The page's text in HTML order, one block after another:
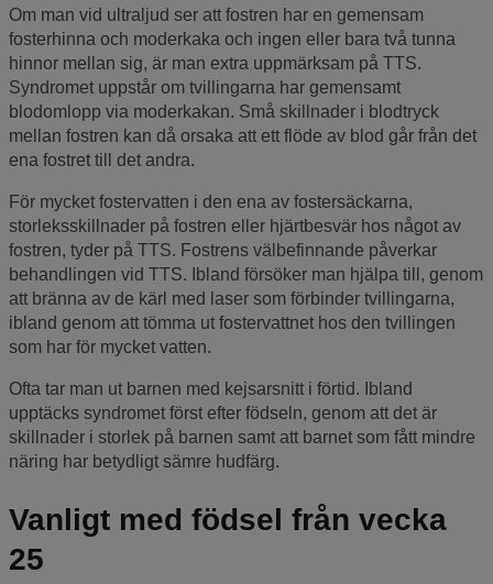
Om man vid ultraljud ser att fostren har en gemensam
fosterhinna och moderkaka och ingen eller bara två tunna
hinnor mellan sig, är man extra uppmärksam på TTS.
Syndromet uppstår om tvillingarna har gemensamt
blodomlopp via moderkakan. Små skillnader i blodtryck
mellan fostren kan då orsaka att ett flöde av blod går från det
ena fostret till det andra.
För mycket fostervatten i den ena av fostersäckarna,
storleksskillnader på fostren eller hjärtbesvär hos något av
fostren, tyder på TTS. Fostrens välbefinnande påverkar
behandlingen vid TTS. Ibland försöker man hjälpa till, genom
att bränna av de kärl med laser som förbinder tvillingarna,
ibland genom att tömma ut fostervattnet hos den tvillingen
som har för mycket vatten.
Ofta tar man ut barnen med kejsarsnitt i förtid. Ibland
upptäcks syndromet först efter födseln, genom att det är
skillnader i storlek på barnen samt att barnet som fått mindre
näring har betydligt sämre hudfärg.
Vanligt med födsel från vecka
25